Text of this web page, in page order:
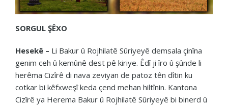
SORGUL ŞÊXO
Hesekê – Li Bakur û Rojhilatê Sûriyeyê demsala çinîna
genim ceh û kemûnê dest pê kiriye. Êdî ji îro û şûnde li
herêma Cizîrê di nava zeviyan de patoz tên dîtin ku
cotkar bi kêfxweşî keda çend mehan hiltînin. Kantona
Cizîrê ya Herema Bakur û Rojhilatê Sûriyeyê bi binerd û